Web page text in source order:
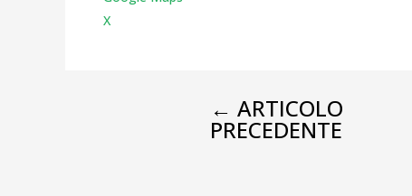
X
← ARTICOLO
PRECEDENTE